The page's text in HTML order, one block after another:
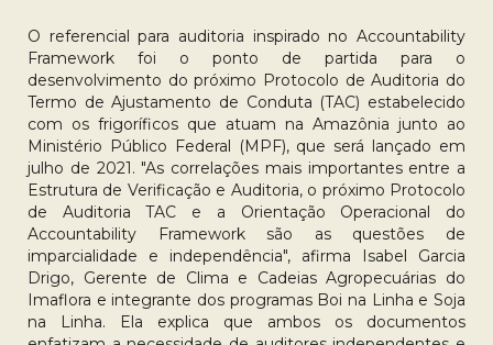
O referencial para auditoria inspirado no Accountability
Framework foi o ponto de partida para o
desenvolvimento do próximo Protocolo de Auditoria do
Termo de Ajustamento de Conduta (TAC) estabelecido
com os frigoríficos que atuam na Amazônia junto ao
Ministério Público Federal (MPF), que será lançado em
julho de 2021. "As correlações mais importantes entre a
Estrutura de Verificação e Auditoria, o próximo Protocolo
de Auditoria TAC e a Orientação Operacional do
Accountability Framework são as questões de
imparcialidade e independência", afirma Isabel Garcia
Drigo, Gerente de Clima e Cadeias Agropecuárias do
Imaflora e integrante dos programas Boi na Linha e Soja
na Linha. Ela explica que ambos os documentos